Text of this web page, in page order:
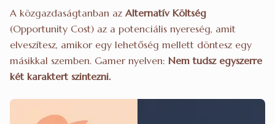
A közgazdaságtanban az Alternatív Költség
(Opportunity Cost) az a potenciális nyereség, amit
elveszítesz, amikor egy lehetőség mellett döntesz egy
másikkal szemben. Gamer nyelven: Nem tudsz egyszerre
két karaktert szintezni.